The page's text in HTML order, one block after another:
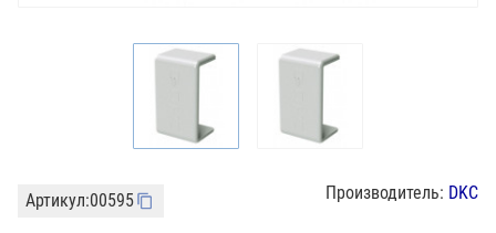
Артикул:00595 Производитель: DKC